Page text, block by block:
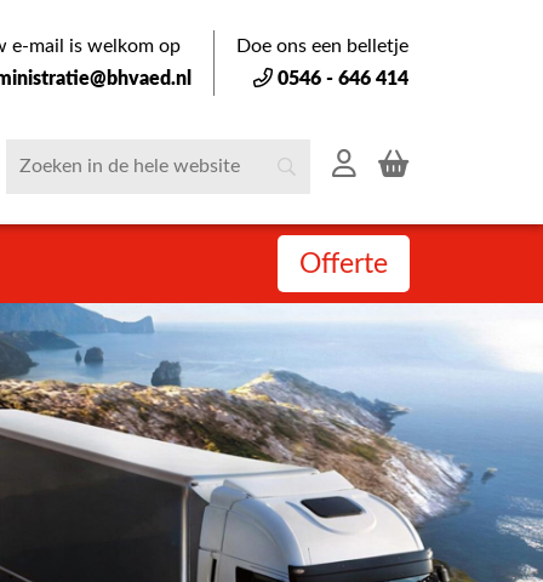
e-mail is welkom op
Doe ons een belletje
0546 - 646 414
Offerte